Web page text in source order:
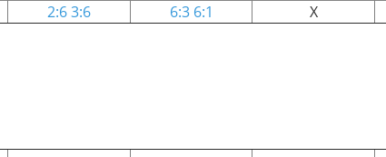
2:6 3:6 6:3 6:1 X